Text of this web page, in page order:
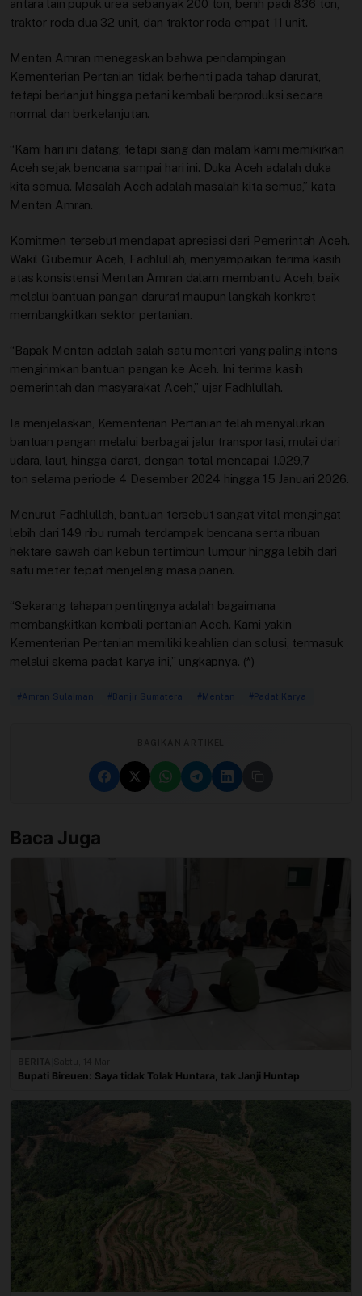
antara lain pupuk urea sebanyak 200 ton, benih padi 836 ton,
traktor roda dua 32 unit, dan traktor roda empat 11 unit.
Mentan Amran menegaskan bahwa pendampingan
Kementerian Pertanian tidak berhenti pada tahap darurat,
tetapi berlanjut hingga petani kembali berproduksi secara
normal dan berkelanjutan.
“Kami hari ini datang, tetapi siang dan malam kami memikirkan
Aceh sejak bencana sampai hari ini. Duka Aceh adalah duka
kita semua. Masalah Aceh adalah masalah kita semua,” kata
Mentan Amran.
Komitmen tersebut mendapat apresiasi dari Pemerintah Aceh.
Wakil Gubernur Aceh, Fadhlullah, menyampaikan terima kasih
atas konsistensi Mentan Amran dalam membantu Aceh, baik
melalui bantuan pangan darurat maupun langkah konkret
membangkitkan sektor pertanian.
“Bapak Mentan adalah salah satu menteri yang paling intens
mengirimkan bantuan pangan ke Aceh. Ini terima kasih
pemerintah dan masyarakat Aceh,” ujar Fadhlullah.
Ia menjelaskan, Kementerian Pertanian telah menyalurkan
bantuan pangan melalui berbagai jalur transportasi, mulai dari
udara, laut, hingga darat, dengan total mencapai 1.029,7
ton selama periode 4 Desember 2024 hingga 15 Januari 2026.
Menurut Fadhlullah, bantuan tersebut sangat vital mengingat
lebih dari 149 ribu rumah terdampak bencana serta ribuan
hektare sawah dan kebun tertimbun lumpur hingga lebih dari
satu meter tepat menjelang masa panen.
“Sekarang tahapan pentingnya adalah bagaimana
membangkitkan kembali pertanian Aceh. Kami yakin
Kementerian Pertanian memiliki keahlian dan solusi, termasuk
melalui skema padat karya ini,” ungkapnya. (*)
#Amran Sulaiman #Banjir Sumatera #Mentan #Padat Karya
Baca Juga
Bupati Bireuen: Saya tidak Tolak Huntara, tak Janji Huntap